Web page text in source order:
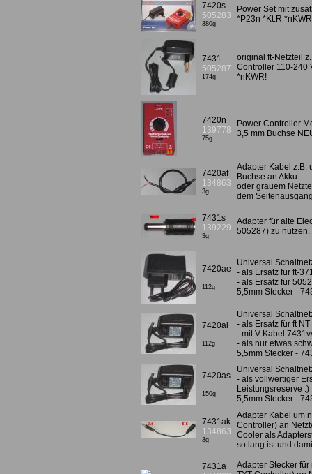
7420s
505283
380g
Power Set mit
*P23n *Kt.R
7431
505287
174g
original ft-Netzteil
Controller 110-240
*nKWR!
7420n
139778
75g
Power Controller
3,5 mm Buchse
7420af
134863
3g
Adapter Kabel z.B.
Buchse an Akku...
oder grauem
dem
7431s
139229
3g
Adapter für alte
505287) zu nutzen.
7420ae
112g
Universal
- als Ersatz für ft-
- als Ersatz für
5,5mm Stecker -
7420al
112g
Universal
- als Ersatz für ft
- mit V Kabel
- als nur etwas
5,5mm Stecker -
7420as
150g
Universal
- als vollwertiger
Leistungsreserve :)
5,5mm Stecker -
7431ak
134863
3g
Adapter Kabel um
Controller) an
Cooler als
so lang ist und
7431a
Adapter Stecker für